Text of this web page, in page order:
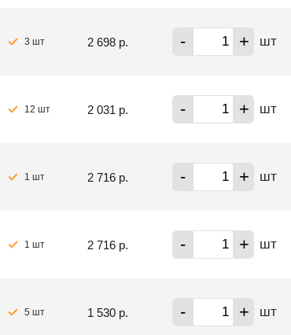
3 шт 2 698 р. - + шт
12 шт 2 031 р. - + шт
1 шт 2 716 р. - + шт
1 шт 2 716 р. - + шт
5 шт 1 530 р. - + шт